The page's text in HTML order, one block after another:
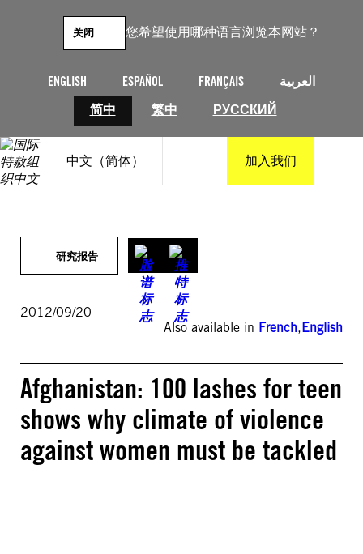
您希望使用哪种语言浏览本网站？
ENGLISH ESPAÑOL FRANÇAIS
العربية
简中
繁中 РУССКИЙ
关闭
中文（简体） 加入我们
研究报告
2012/09/20
Also available in French,English
Afghanistan: 100 lashes for teen
shows why climate of violence
against women must be tackled